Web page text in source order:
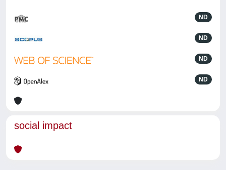
ND
ND
ND
ND
social impact